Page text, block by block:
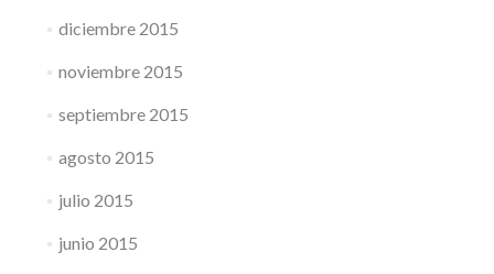
diciembre 2015
noviembre 2015
septiembre 2015
agosto 2015
julio 2015
junio 2015